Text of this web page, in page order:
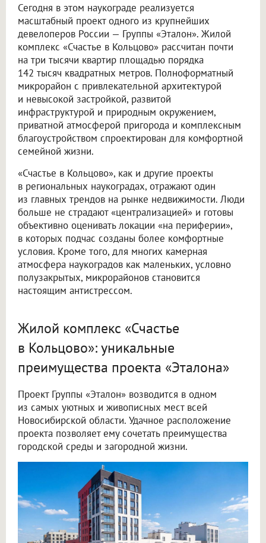
Сегодня в этом наукограде реализуется
масштабный проект одного из крупнейших
девелоперов России — Группы «Эталон». Жилой
комплекс «Счастье в Кольцово» рассчитан почти
на три тысячи квартир площадью порядка
142 тысяч квадратных метров. Полноформатный
микрорайон с привлекательной архитектурой
и невысокой застройкой, развитой
инфраструктурой и природным окружением,
приватной атмосферой пригорода и комплексным
благоустройством спроектирован для комфортной
семейной жизни.
«Счастье в Кольцово», как и другие проекты
в региональных наукоградах, отражают один
из главных трендов на рынке недвижимости. Люди
больше не страдают «централизацией» и готовы
объективно оценивать локации «на периферии»,
в которых подчас созданы более комфортные
условия. Кроме того, для многих камерная
атмосфера наукоградов как маленьких, условно
полузакрытых, микрорайонов становится
настоящим антистрессом.
Жилой комплекс «Счастье
в Кольцово»: уникальные
преимущества проекта «Эталона»
Проект Группы «Эталон» возводится в одном
из самых уютных и живописных мест всей
Новосибирской области. Удачное расположение
проекта позволяет ему сочетать преимущества
городской среды и загородной жизни.